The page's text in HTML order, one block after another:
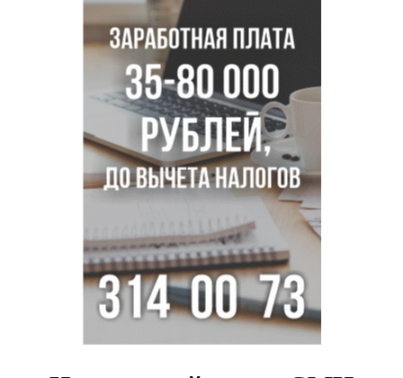
В Новосибирске зафиксирован рост заболеваемости
энтеровирусной инфекцией
В Новосибирске осудили внука за продажу дедова ружья